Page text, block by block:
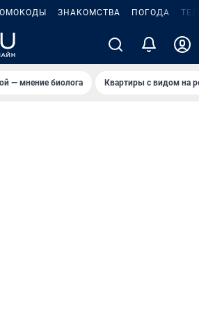
ЗНАКОМСТВА ПОГОДА
— мнение биолога Квартиры с видом на